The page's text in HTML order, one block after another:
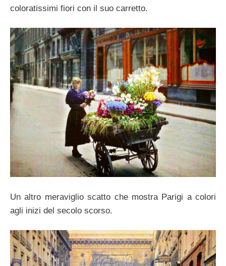
coloratissimi fiori con il suo carretto.
Un altro meraviglio scatto che mostra Parigi a colori
agli inizi del secolo scorso.